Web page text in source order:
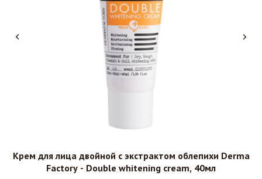
Крем для лица двойной с экстрактом облепихи Derma
Factory - Double whitening cream, 40мл